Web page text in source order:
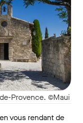
Provence. ©Maui
vous rendant de